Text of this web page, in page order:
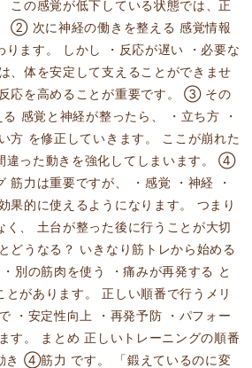
この感覚が低下している状態では、正
② 次に神経の働きを整える 感覚情報
ります。 しかし ・反応が遅い ・必要な
、体を安定して支えることができませ
応を高めることが重要です。 ③ その
感覚と神経が整ったら、 ・立ち方 ・
方 を修正していきます。 ここが崩れた
違った動きを強化してしまいます。 ④
筋力は重要ですが、 ・感覚 ・神経 ・
果的に使えるようになります。 つまり
く、 土台が整った後に行うことが大切
どうなる？ いきなり筋トレから始める
別の筋肉を使う ・痛みが再発する と
とがあります。 正しい順番で行うメリ
・安定性向上 ・再発予防 ・パフォー
す。 まとめ 正しいトレーニングの順番
④筋力 です。 「鍛えているのに変